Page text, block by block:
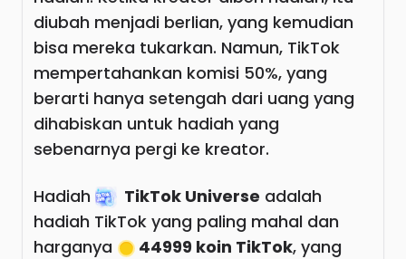
diubah menjadi berlian, yang kemudian
bisa mereka tukarkan. Namun, TikTok
mempertahankan komisi 50%, yang
berarti hanya setengah dari uang yang
dihabiskan untuk hadiah yang
sebenarnya pergi ke kreator.
Hadiah TikTok Universe adalah
hadiah TikTok yang paling mahal dan
harganya
44999 koin TikTok, yang